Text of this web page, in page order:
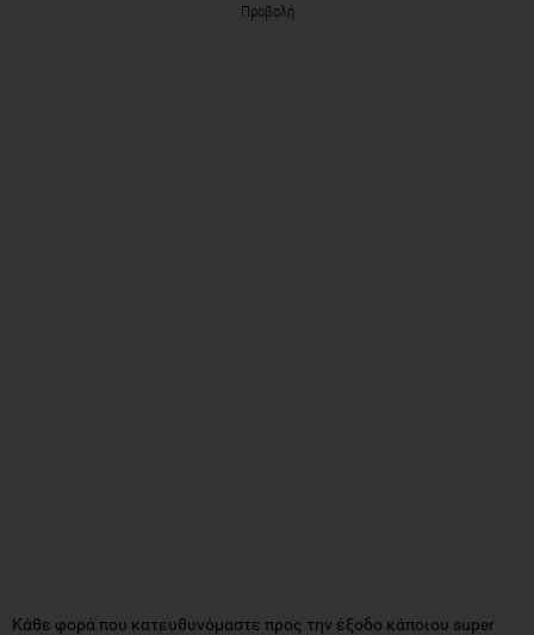
Προβολή
Κάθε φορά που κατευθυνόμαστε προς την έξοδο κάποιου super